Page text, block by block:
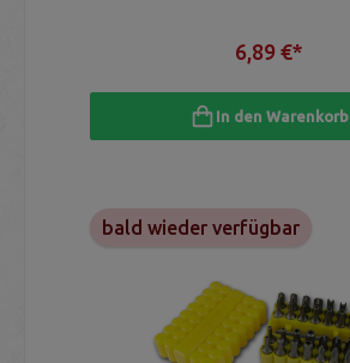
6,89 €*
In den Warenkorb
bald wieder verfügbar